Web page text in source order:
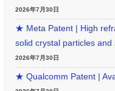
2026年7月30日
★ Meta Patent | High
solid crystal particles and
2026年7月30日
★ Qualcomm Patent |